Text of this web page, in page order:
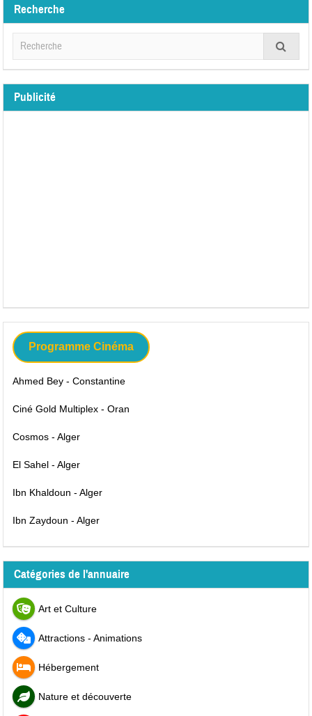
Recherche
Publicité
Programme Cinéma
Ahmed Bey - Constantine
Ciné Gold Multiplex - Oran
Cosmos - Alger
El Sahel - Alger
Ibn Khaldoun - Alger
Ibn Zaydoun - Alger
Catégories de l'annuaire
Art et Culture
Attractions - Animations
Hébergement
Nature et découverte